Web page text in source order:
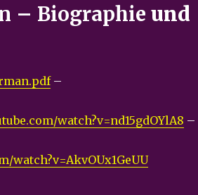
– Biographie und
–
watch?v=nd15gdOYlA8 –
watch?v=AkvOUx1GeUU